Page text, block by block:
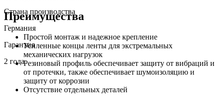
Страна производства
Германия
Гарантия
2 года
Преимущества
Простой монтаж и надежное крепление
Усиленные концы ленты для экстремальных
механических нагрузок
Резиновый профиль обеспечивает защиту от вибраций и
от протечки, также обеспечивает шумоизоляцию и
защиту от коррозии
Отсутствие отдельных деталей